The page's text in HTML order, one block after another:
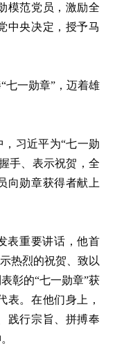
模范党员，激励全
中央决定，授予马
七一勋章”，迈着雄
习近平为“七一勋
手、表示祝贺，全
向勋章获得者献上
表重要讲话，他首
热烈的祝贺、致以
彰的“七一勋章”获
表。在他们身上，
践行宗旨、拼搏奉